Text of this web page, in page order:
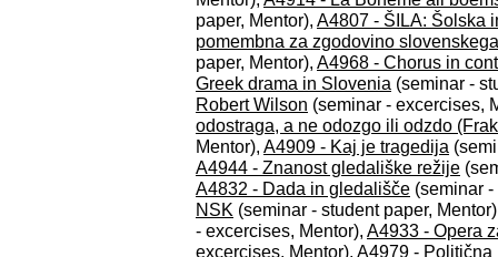
paper, Mentor), A4807 - ŠILA: Šolska
pomembna za zgodovino
paper, Mentor), A4968 - Chorus in
Greek drama in Slovenia (seminar -
Robert Wilson (seminar - excercises,
odostraga, a ne odozgo ili odzdo
Mentor), A4909 - Kaj je tragedija
A4944 - Znanost gledališke režije
A4832 - Dada in gledališče (seminar
NSK (seminar - student paper,
- excercises, Mentor), A4933 - Opera
excercises, Mentor), A4979 - Politična